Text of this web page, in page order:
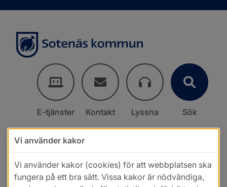
E-tjänster Kontakt Lyssna Sök
Vi använder kakor
Vi använder kakor (cookies) för att webbplatsen ska
fungera på ett bra sätt. Vissa kakor är nödvändiga,